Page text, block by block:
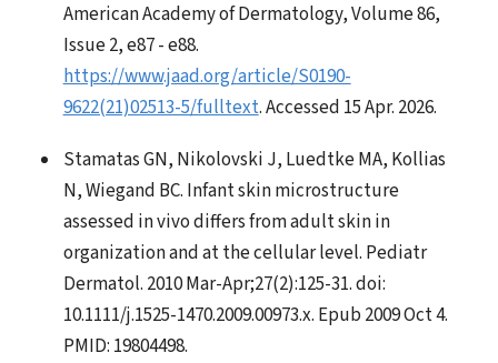
American Academy of Dermatology, Volume 86,
Issue 2, e87 - e88.
https://www.jaad.org/article/S0190-
9622(21)02513-5/fulltext. Accessed 15 Apr. 2026.
Stamatas GN, Nikolovski J, Luedtke MA, Kollias
N, Wiegand BC. Infant skin microstructure
assessed in vivo differs from adult skin in
organization and at the cellular level. Pediatr
Dermatol. 2010 Mar-Apr;27(2):125-31. doi:
10.1111/j.1525-1470.2009.00973.x. Epub 2009 Oct 4.
PMID: 19804498.